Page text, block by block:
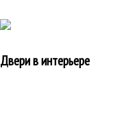
Двери в интерьере